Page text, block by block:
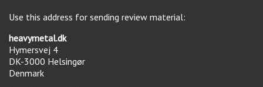
Use this address for sending review material:
heavymetal.dk
Hymersvej 4
DK-3000 Helsingør
Denmark